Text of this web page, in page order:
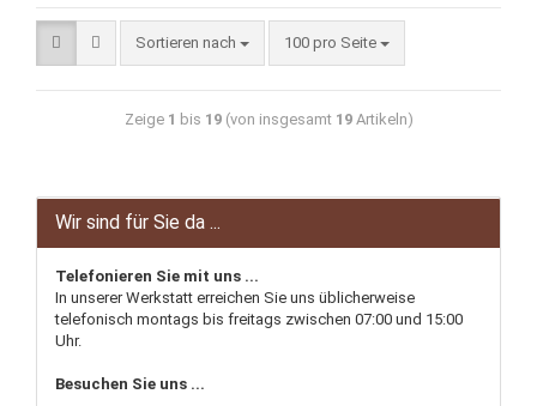
Sortieren nach 100 pro Seite
Zeige 1 bis 19(von insgesamt 19Artikeln)
Wir sind für Sie da ...
Telefonieren Sie mit uns ...
In unserer Werkstatt erreichen Sie uns üblicherweise
telefonisch montags bis freitags zwischen 07:00 und 15:00
Uhr.
Besuchen Sie uns ...